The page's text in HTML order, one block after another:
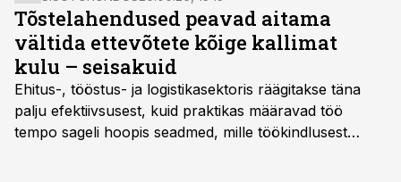
Tõstelahendused peavad aitama
vältida ettevõtete kõige kallimat
kulu – seisakuid
Ehitus-, tööstus- ja logistikasektoris räägitakse täna
palju efektiivsusest, kuid praktikas määravad töö
tempo sageli hoopis seadmed, mille töökindlusest